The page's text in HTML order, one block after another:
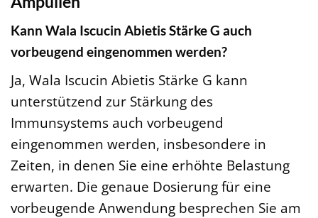
Kann Wala Iscucin Abietis Stärke G auch
vorbeugend eingenommen werden?
Ja, Wala Iscucin Abietis Stärke G kann
unterstützend zur Stärkung des
Immunsystems auch vorbeugend
eingenommen werden, insbesondere in
Zeiten, in denen Sie eine erhöhte Belastung
erwarten. Die genaue Dosierung für eine
vorbeugende Anwendung besprechen Sie am